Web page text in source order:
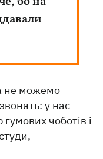
не можемо
у нас
чоботів і